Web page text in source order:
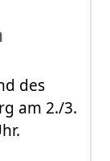
des
am 2./3.